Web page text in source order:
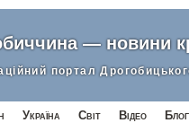
— новини
портал
Україна Світ Відео